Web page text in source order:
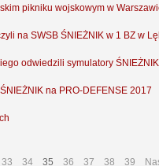
pikniku wojskowym w
na SWSB ŚNIEŻNIK w 1 BZ w
odwiedzili symulatory
na PRO-DEFENSE 2017
33 34 35 36 37 38 39